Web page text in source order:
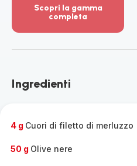
Scopri la gamma
completa
dettagli
la
Ingredienti
4 g Cuori di filetto di merluzzo
50 g Olive nere